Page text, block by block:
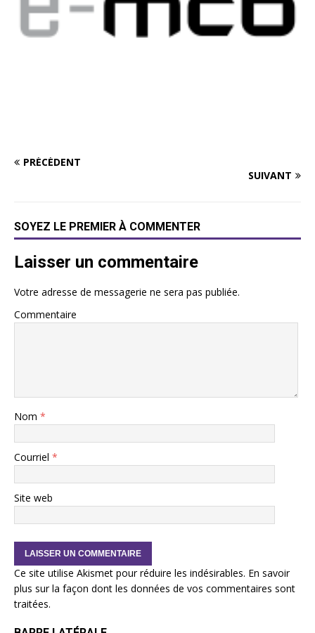
PRÉCÉDENT
SUIVANT
SOYEZ LE PREMIER À COMMENTER
Laisser un commentaire
Votre adresse de messagerie ne sera pas publiée.
Commentaire
Nom *
Courriel *
Site web
Ce site utilise Akismet pour réduire les indésirables. En savoir
plus sur la façon dont les données de vos commentaires sont
traitées.